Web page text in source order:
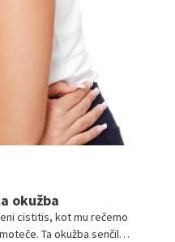
okužba
cistitis, kot mu rečemo
Ta okužba senčil